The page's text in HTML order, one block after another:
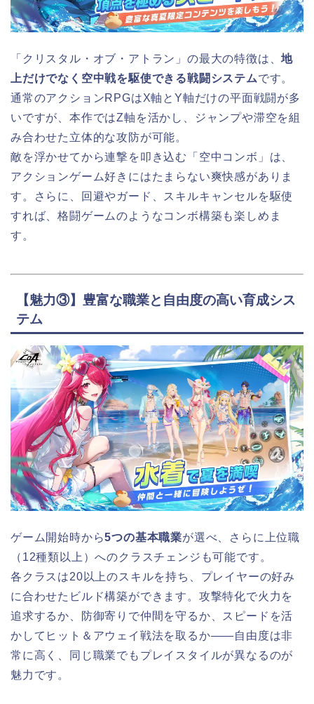
「クリスタル・オブ・アトラン」の最大の特徴は、地
上だけでなく空中戦を駆使できる戦闘システムです。
通常のアクションRPGはX軸とY軸だけの平面戦闘が多
いですが、本作ではZ軸を活かし、ジャンプや滞空を組
み合わせた立体的な攻防が可能。
敵を浮かせてから連撃を叩き込む「空中コンボ」は、
アクションゲーム好きにはたまらない爽快感がありま
す。さらに、回避やガード、スキルキャンセルを駆使
すれば、格闘ゲームのようなコンボ構築も楽しめま
す。
【魅力③】豊富な職業と自由度の高い育成シス
テム
ゲーム開始時から5つの基本職業が選べ、さらに上位職
（12種類以上）へのクラスチェンジも可能です。
各クラスは20以上のスキルを持ち、プレイヤーの好み
に合わせたビルド構築ができます。攻撃特化で火力を
追求するか、防御寄りで仲間を守るか、スピードを活
かしてヒット＆アウェイ戦法を取るか――自由度は非
常に高く、同じ職業でもプレイスタイルが異なるのが
魅力です。